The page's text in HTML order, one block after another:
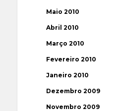
Maio 2010
Abril 2010
Março 2010
Fevereiro 2010
Janeiro 2010
Dezembro 2009
Novembro 2009